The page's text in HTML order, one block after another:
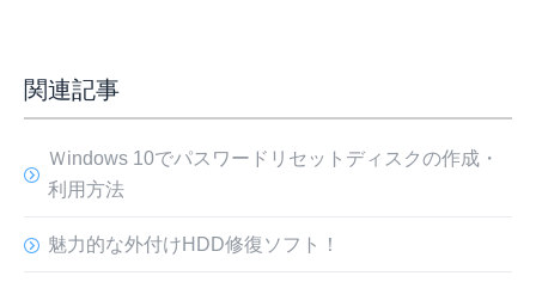
関連記事
Ｗindows 10でパスワードリセットディスクの作成・
利用方法
魅力的な外付けHDD修復ソフト！